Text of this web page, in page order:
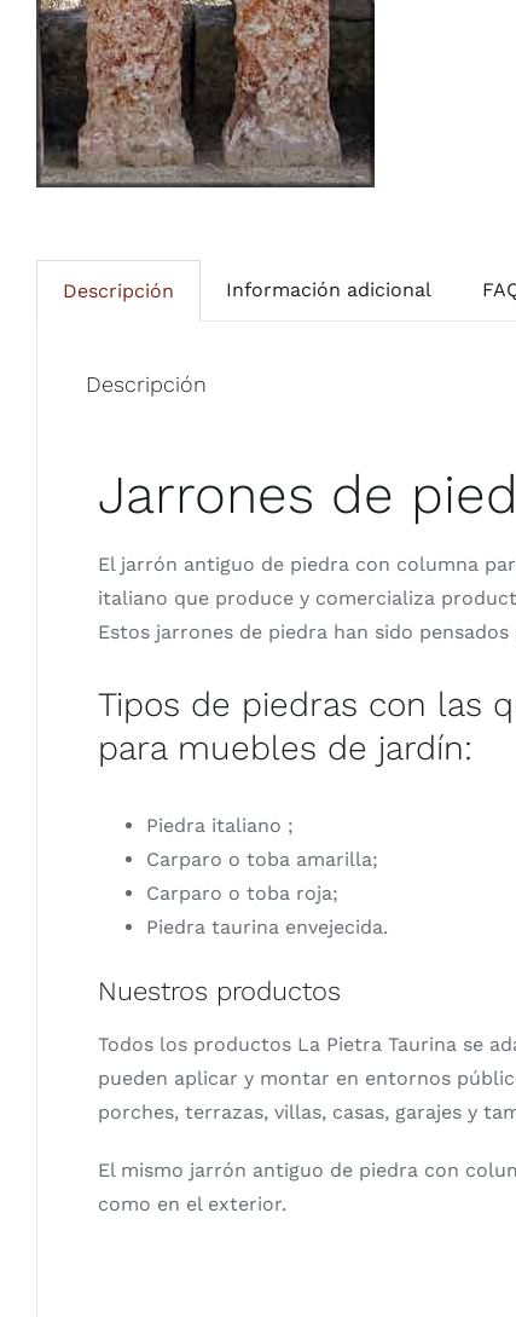
Descripción Información adicional
Descripción
Jarrones de
El jarrón antiguo de piedra con columna
italiano que produce y comercializa
Estos jarrones de piedra han sido
Tipos de piedras con las
para muebles de jardín:
Piedra italiano ;
Carparo o toba amarilla;
Carparo o toba roja;
Piedra taurina envejecida.
Nuestros productos
Todos los productos La Pietra Taurina se
pueden aplicar y montar en entornos
porches, terrazas, villas, casas, garajes y
El mismo jarrón antiguo de piedra con
como en el exterior.